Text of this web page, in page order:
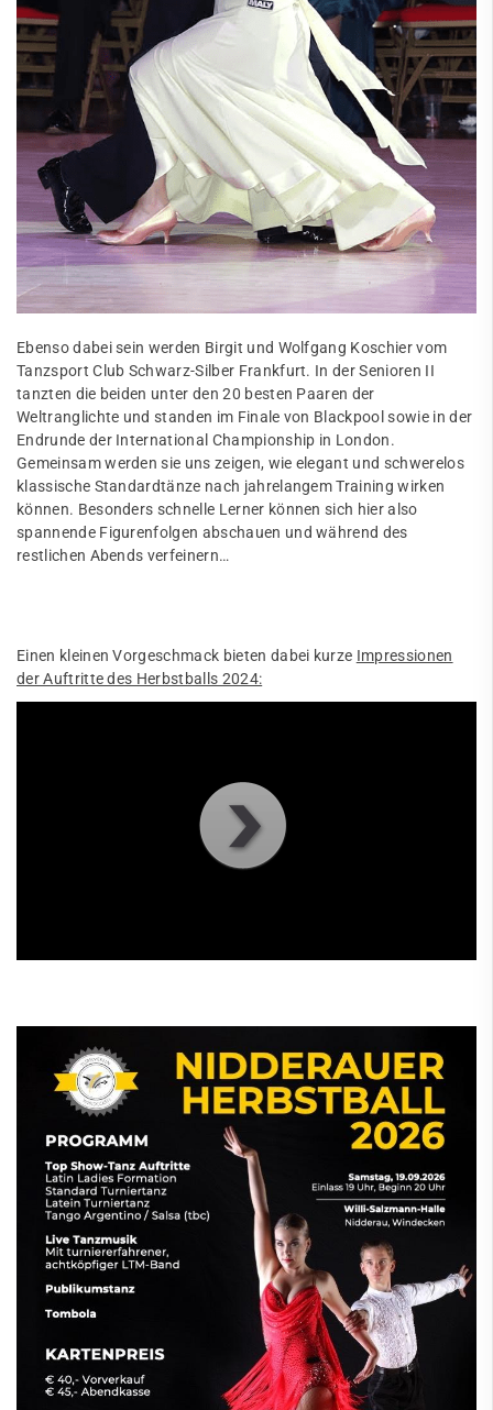
Ebenso dabei sein werden Birgit und Wolfgang Koschier vom
Tanzsport Club Schwarz-Silber Frankfurt. In der Senioren II
tanzten die beiden unter den 20 besten Paaren der
Weltranglichte und standen im Finale von Blackpool sowie in der
Endrunde der International Championship in London.
Gemeinsam werden sie uns zeigen, wie elegant und schwerelos
klassische Standardtänze nach jahrelangem Training wirken
können. Besonders schnelle Lerner können sich hier also
spannende Figurenfolgen abschauen und während des
restlichen Abends verfeinern…
Einen kleinen Vorgeschmack bieten dabei kurze Impressionen
der Auftritte des Herbstballs 2024: